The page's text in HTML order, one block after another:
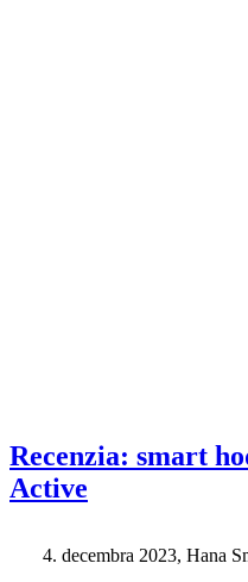
Recenzia: smart
Active
4. decembra 2023, Hana